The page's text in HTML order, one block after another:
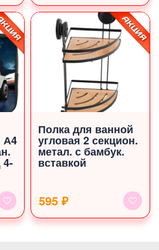
А4
Полка для ванной
угловая 2 секцион.
метал. с бамбук.
вставкой
595 ₽